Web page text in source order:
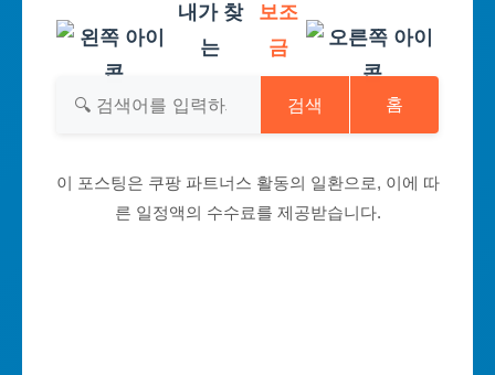
내가 찾
는
보조
금
검색 홈
이 포스팅은 쿠팡 파트너스 활동의 일환으로, 이에 따
른 일정액의 수수료를 제공받습니다.